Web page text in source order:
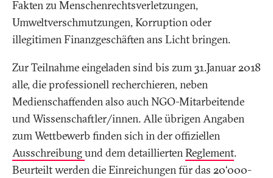
Fakten zu Menschenrechtsverletzungen,
Umweltverschmutzungen, Korruption oder
illegitimen Finanzgeschäften ans Licht bringen.
Zur Teilnahme eingeladen sind bis zum 31.Januar 2018
alle, die professionell recherchieren, neben
Medienschaffenden also auch NGO-Mitarbeitende
und Wissenschaftler/innen. Alle übrigen Angaben
zum Wettbewerb finden sich in der offiziellen
Ausschreibungund dem detailliertenReglement.
Beurteilt werden die Einreichungen für das 20‘000-